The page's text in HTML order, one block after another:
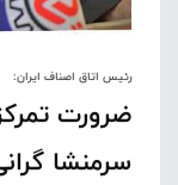
رئیس اتاق اصناف ایران:
ضرورت
سرمنشا